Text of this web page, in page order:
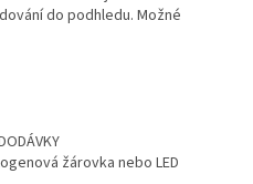
do podhledu. Možné
žárovka nebo LED